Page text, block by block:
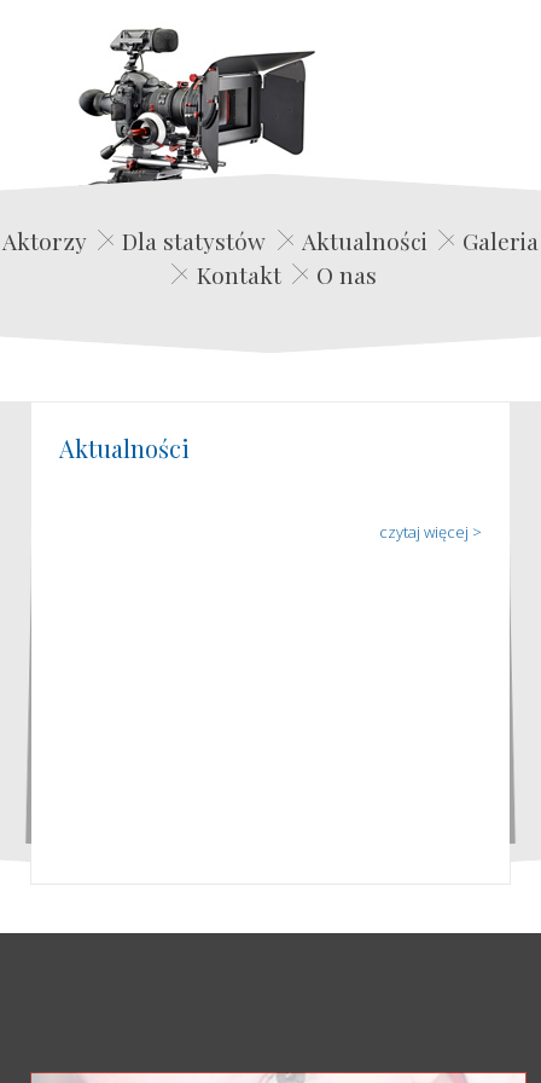
Edwin Film Agencja Aktorska
Aktorzy Dla statystów Aktualności
Galeria
Kontakt
O nas
Aktualności
czytaj więcej >